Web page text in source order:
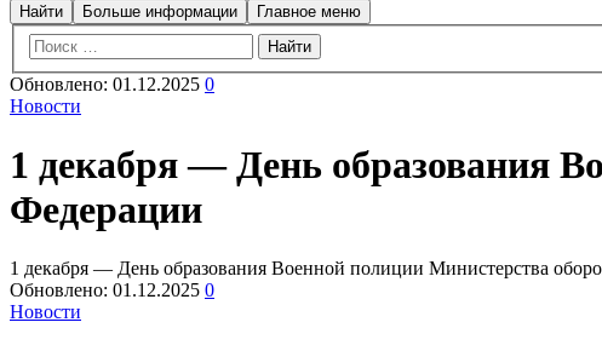
Найти Больше информации Главное меню
Обновлено: 01.12.2025 0
Новости
1 декабря — День образования
Федерации
1 декабря — День образования Военной полиции Министерства
Обновлено: 01.12.2025 0
Новости